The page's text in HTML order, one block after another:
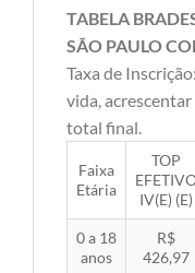
TABELA
SÃO PAULO
Taxa de
vida,
total final.
Faixa
Etária
TOP
IV(E) (E)
0 a 18
anos
R$
426,97